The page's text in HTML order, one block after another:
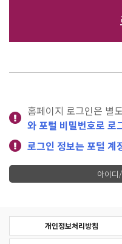
홈페이지 로그인은 별
와 포털 비밀번호로 로
로그인 정보는 포털 계
아이디
개인정보처리방침